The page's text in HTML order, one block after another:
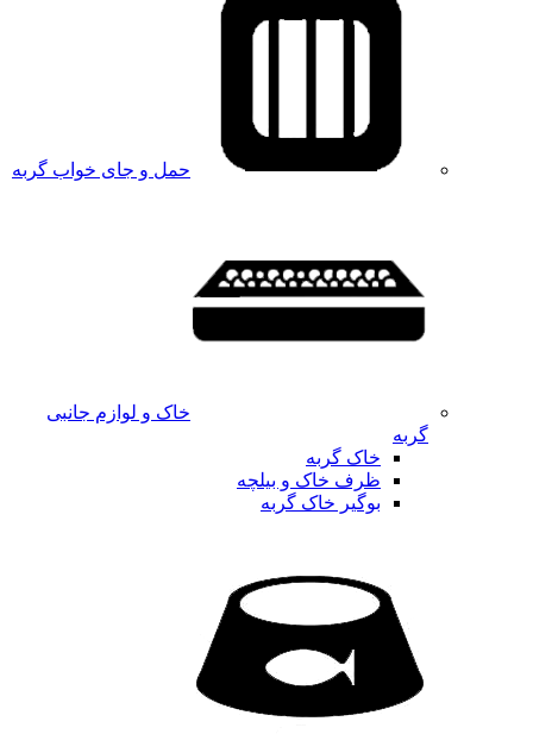
حمل و جای خواب گربه
خاک و لوازم جانبی
گربه
خاک گربه
ظرف خاک و بیلچه
بوگیر خاک گربه